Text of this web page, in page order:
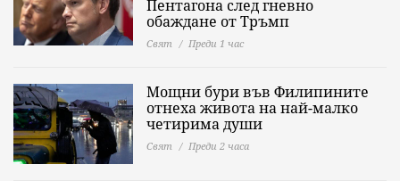
Пентагона след гневно
обаждане от Тръмп
Свят Преди 1 час
Мощни бури във Филипините
отнеха живота на най-малко
четирима души
Свят Преди 2 часа